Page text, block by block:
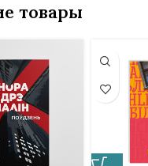
товары